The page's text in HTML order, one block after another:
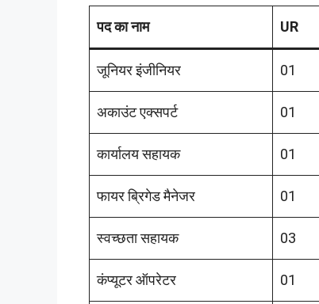
पद का नाम UR
जूनियर इंजीनियर 01
अकाउंट एक्सपर्ट 01
कार्यालय सहायक 01
फायर ब्रिगेड मैनेजर 01
स्वच्छता सहायक 03
कंप्यूटर ऑपरेटर 01